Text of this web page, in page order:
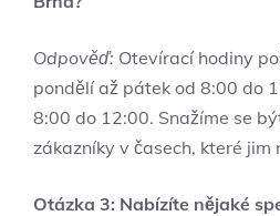
Odpověď: Otevírací hodiny
pondělí až pátek od 8:00 do
8:00 do 12:00. Snažíme se
zákazníky v časech, které jim
Otázka 3: Nabízíte nějaké